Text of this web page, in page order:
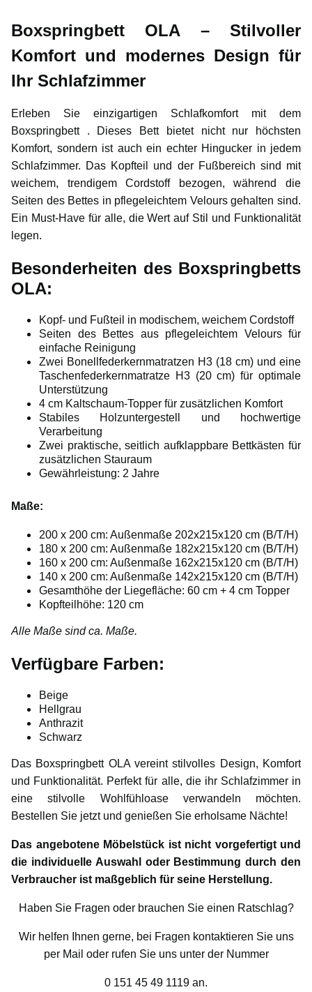
Boxspringbett OLA – Stilvoller
Komfort und modernes Design für
Ihr Schlafzimmer
Erleben Sie einzigartigen Schlafkomfort mit dem
Boxspringbett . Dieses Bett bietet nicht nur höchsten
Komfort, sondern ist auch ein echter Hingucker in jedem
Schlafzimmer. Das Kopfteil und der Fußbereich sind mit
weichem, trendigem Cordstoff bezogen, während die
Seiten des Bettes in pflegeleichtem Velours gehalten sind.
Ein Must-Have für alle, die Wert auf Stil und Funktionalität
legen.
Besonderheiten des Boxspringbetts
OLA:
Kopf- und Fußteil in modischem, weichem Cordstoff
Seiten des Bettes aus pflegeleichtem Velours für
einfache Reinigung
Zwei Bonellfederkernmatratzen H3 (18 cm) und eine
Taschenfederkernmatratze H3 (20 cm) für optimale
Unterstützung
4 cm Kaltschaum-Topper für zusätzlichen Komfort
Stabiles Holzuntergestell und hochwertige
Verarbeitung
Zwei praktische, seitlich aufklappbare Bettkästen für
zusätzlichen Stauraum
Gewährleistung: 2 Jahre
Maße:
200 x 200 cm: Außenmaße 202x215x120 cm (B/T/H)
180 x 200 cm: Außenmaße 182x215x120 cm (B/T/H)
160 x 200 cm: Außenmaße 162x215x120 cm (B/T/H)
140 x 200 cm: Außenmaße 142x215x120 cm (B/T/H)
Gesamthöhe der Liegefläche: 60 cm + 4 cm Topper
Kopfteilhöhe: 120 cm
Alle Maße sind ca. Maße.
Verfügbare Farben:
Beige
Hellgrau
Anthrazit
Schwarz
Das Boxspringbett OLA vereint stilvolles Design, Komfort
und Funktionalität. Perfekt für alle, die ihr Schlafzimmer in
eine stilvolle Wohlfühloase verwandeln möchten.
Bestellen Sie jetzt und genießen Sie erholsame Nächte!
Das angebotene Möbelstück ist nicht vorgefertigt und
die individuelle Auswahl oder Bestimmung durch den
Verbraucher ist maßgeblich für seine Herstellung.
Haben Sie Fragen oder brauchen Sie einen Ratschlag?
Wir helfen Ihnen gerne, bei Fragen kontaktieren Sie uns
per Mail oder rufen Sie uns unter der Nummer
0 151 45 49 1119 an.